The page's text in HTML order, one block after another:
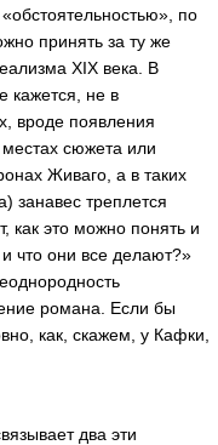
по
принять за ту же
XIX века. В
кажется, не в
вроде появления
сюжета или
Живаго, а в таких
занавес треплется
как это можно понять и
что они все делают?»
романа. Если бы
как, скажем, у Кафки,
два эти